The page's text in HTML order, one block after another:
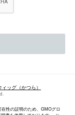
ッグ（かつら）
性の証明のため、GMOグロ